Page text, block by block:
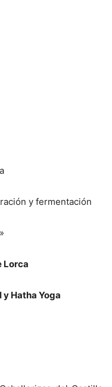
y fermentación
Lorca
Hatha Yoga